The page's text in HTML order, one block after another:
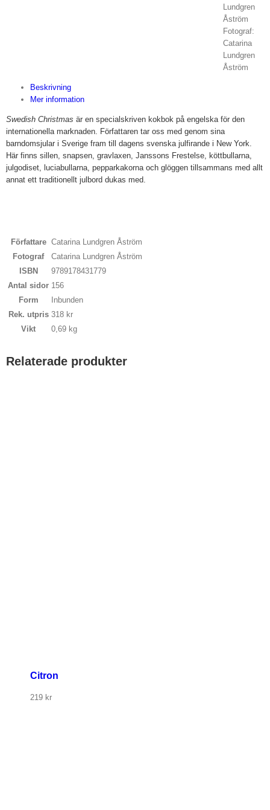
Lundgren
Åström
Fotograf:
Catarina
Lundgren
Åström
Beskrivning
Mer information
Swedish Christmas är en specialskriven kokbok på engelska för den
internationella marknaden. Författaren tar oss med genom sina
barndomsjular i Sverige fram till dagens svenska julfirande i New York.
Här finns sillen, snapsen, gravlaxen, Janssons Frestelse, köttbullarna,
julgodiset, luciabullarna, pepparkakorna och glöggen tillsammans med allt
annat ett traditionellt julbord dukas med.
Författare Catarina Lundgren Åström
Fotograf
Catarina Lundgren Åström
ISBN
9789178431779
Antal sidor 156
Form
Inbunden
Rek. utpris 318 kr
Vikt
0,69 kg
Relaterade produkter
Citron
219 kr